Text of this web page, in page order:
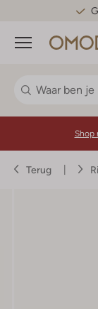
Menu
Shop
Terug